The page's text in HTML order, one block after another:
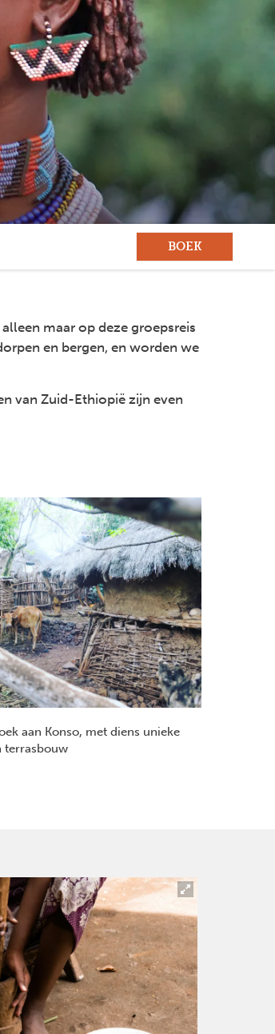
BOEK
maar op deze groepsreis
en bergen, en worden we
van Zuid-Ethiopië zijn even
aan Konso, met diens unieke
terrasbouw